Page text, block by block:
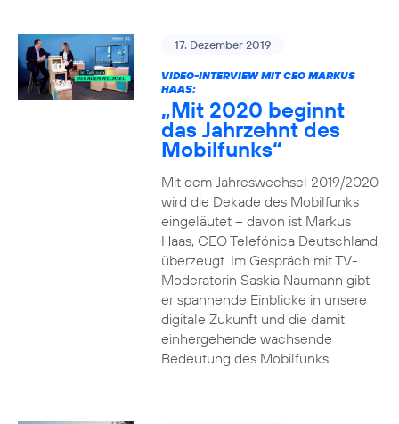
17. Dezember 2019
VIDEO-INTERVIEW MIT CEO MARKUS
HAAS:
„Mit 2020 beginnt
das Jahrzehnt des
Mobilfunks“
Mit dem Jahreswechsel 2019/2020
wird die Dekade des Mobilfunks
eingeläutet – davon ist Markus
Haas, CEO Telefónica Deutschland,
überzeugt. Im Gespräch mit TV-
Moderatorin Saskia Naumann gibt
er spannende Einblicke in unsere
digitale Zukunft und die damit
einhergehende wachsende
Bedeutung des Mobilfunks.